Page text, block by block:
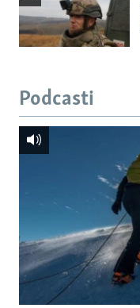
Podcasti